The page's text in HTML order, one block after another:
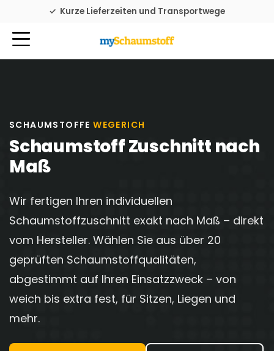
Familienbetrieb seit 1976
Kurze Lieferzeiten und Transportwege
SCHAUMSTOFFE WEGERICH
Schaumstoff Zuschnitt nach
Maß
Wir fertigen Ihren individuellen
Schaumstoffzuschnitt exakt nach Maß – direkt
vom Hersteller. Wählen Sie aus über 20
geprüften Schaumstoffqualitäten,
abgestimmt auf Ihren Einsatzzweck – von
weich bis extra fest, für Sitzen, Liegen und
mehr.